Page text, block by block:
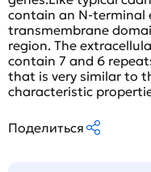
contain an N-terminal
transmembrane
region. The
contain 7 and 6
that is very similar to
characteristic
Поделиться